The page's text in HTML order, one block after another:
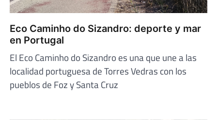
Eco Caminho do Sizandro: deporte y mar
en Portugal
El Eco Caminho do Sizandro es una que une a las
localidad portuguesa de Torres Vedras con los
pueblos de Foz y Santa Cruz